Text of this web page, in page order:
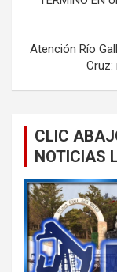
entradas
Atención Río
Cruz:
CLIC
NOTICIAS